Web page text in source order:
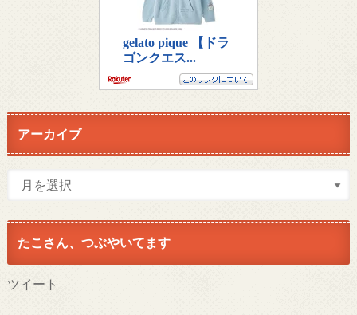
アーカイブ
たこさん、つぶやいてます
ツイート